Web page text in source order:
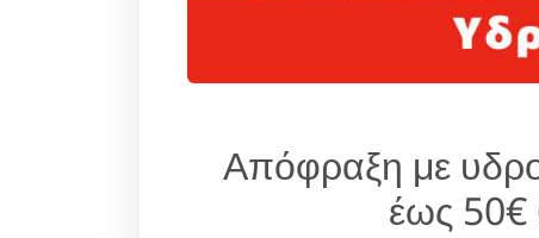
Απόφραξη με
έως